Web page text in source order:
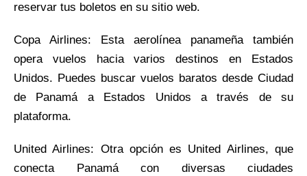
reservar tus boletos en su sitio web.
Copa Airlines: Esta aerolínea panameña también
opera vuelos hacia varios destinos en Estados
Unidos. Puedes buscar vuelos baratos desde Ciudad
de Panamá a Estados Unidos a través de su
plataforma.
United Airlines: Otra opción es United Airlines, que
conecta Panamá con diversas ciudades